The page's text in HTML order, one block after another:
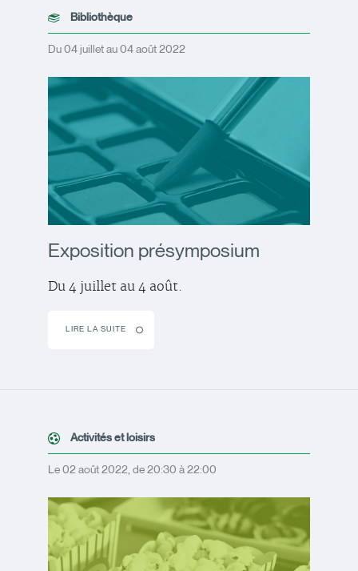
Bibliothèque
Du 04 juillet au 04 août 2022
Exposition présymposium
Du 4 juillet au 4 août.
LIRE LA SUITE
Activités et loisirs
Le 02 août 2022, de 20:30 à 22:00